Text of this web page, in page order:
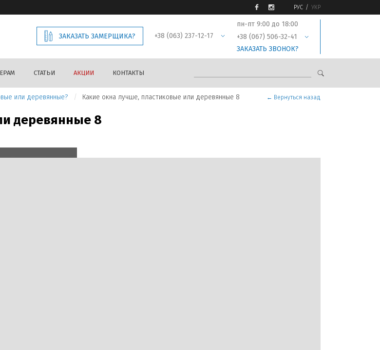
РУС УКР
ЗАКАЗАТЬ ЗАМЕРЩИКА? +38 (063) 237-12-17
пн-пт 9:00 до 18:00
+38 (067) 506-32-41
ЗАКАЗАТЬ ЗВОНОК?
СТАТЬИ АКЦИИ КОНТАКТЫ
или деревянные? Какие окна лучше, пластиковые или деревянные 8 ← Вернуться назад
Следующее изображение
деревянные 8